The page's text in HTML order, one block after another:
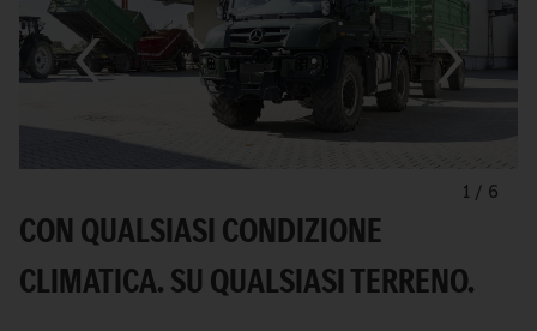
1 / 6
CON QUALSIASI CONDIZIONE
CLIMATICA. SU QUALSIASI TERRENO.